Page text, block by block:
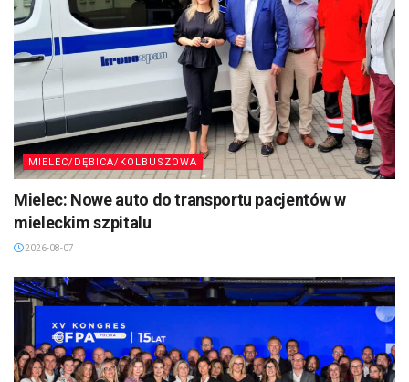
MIELEC/DĘBICA/KOLBUSZOWA
Mielec: Nowe auto do transportu pacjentów w
mieleckim szpitalu
2026-08-07